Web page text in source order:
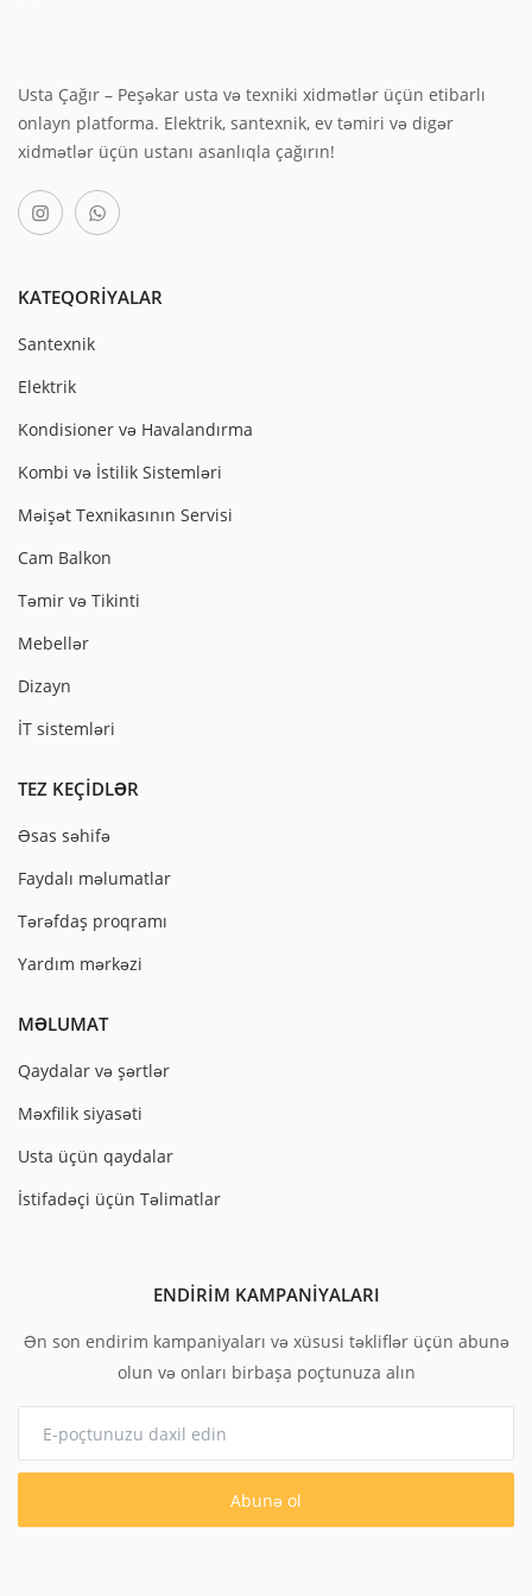
Usta Çağır – Peşəkar usta və texniki xidmətlər üçün etibarlı
onlayn platforma. Elektrik, santexnik, ev təmiri və digər
xidmətlər üçün ustanı asanlıqla çağırın!
KATEQORIYALAR
Santexnik
Elektrik
Kondisioner və Havalandırma
Kombi və İstilik Sistemləri
Məişət Texnikasının Servisi
Cam Balkon
Təmir və Tikinti
Mebellər
Dizayn
İT sistemləri
TEZ KEÇIDLƏR
Əsas səhifə
Faydalı məlumatlar
Tərəfdaş proqramı
Yardım mərkəzi
MƏLUMAT
Qaydalar və şərtlər
Məxfilik siyasəti
Usta üçün qaydalar
İstifadəçi üçün Təlimatlar
ENDIRIM KAMPANIYALARI
Ən son endirim kampaniyaları və xüsusi təkliflər üçün abunə
olun və onları birbaşa poçtunuza alın
Abunə ol